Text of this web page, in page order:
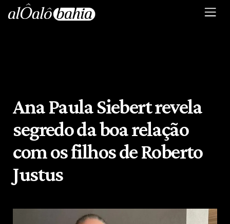
Ana Paula Siebert revela
segredo da boa relação
com os filhos de Roberto
Justus